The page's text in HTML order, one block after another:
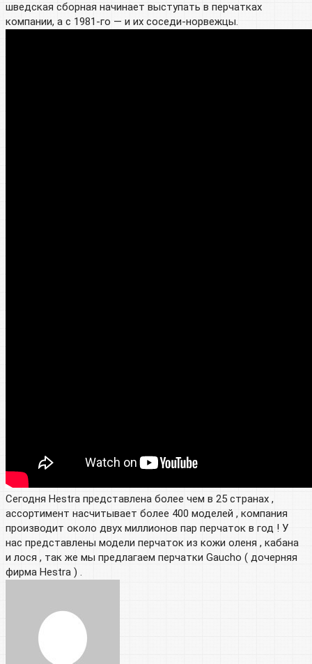
шведская сборная начинает выступать в перчатках
компании, а с 1981-го — и их соседи-норвежцы.
Сегодня Hestra представлена ​​более чем в 25 странах ,
ассортимент насчитывает более 400 моделей , компания
производит около двух миллионов пар перчаток в год ! У
нас представлены модели перчаток из кожи оленя , кабана
и лося , так же мы предлагаем перчатки Gaucho ( дочерняя
фирма Hestra ) .